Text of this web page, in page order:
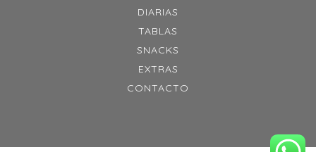
DIARIAS
TABLAS
SNACKS
EXTRAS
CONTACTO